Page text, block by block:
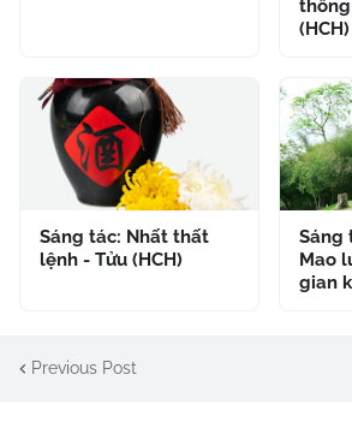
(HCH)
Sáng tác: Nhất thất
lệnh - Tửu (HCH)
Sáng
Mao
gian
Previous Post